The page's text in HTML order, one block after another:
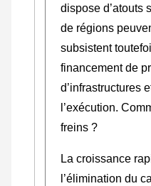
dispose d’atouts
de régions
subsistent
financement de
d’infrastructures
l’exécution.
freins ?
La croissance
l’élimination du